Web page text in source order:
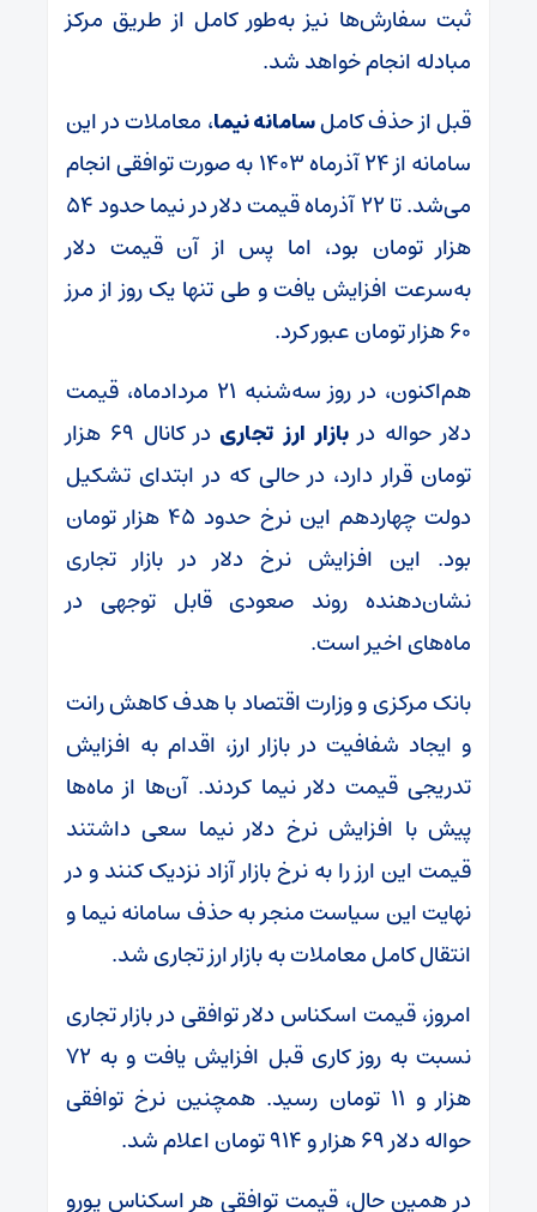
ثبت سفارش‌ها نیز به‌طور کامل از طریق مرکز
مبادله انجام خواهد شد.
قبل از حذف کاملسامانه نیما، معاملات در این
سامانه از ۲۴ آذرماه ۱۴۰۳ به صورت توافقی انجام
می‌شد. تا ۲۲ آذرماه قیمت دلار در نیما حدود ۵۴
هزار تومان بود، اما پس از آن قیمت دلار
به‌سرعت افزایش یافت و طی تنها یک روز از مرز
۶۰ هزار تومان عبور کرد.
هم‌اکنون، در روز سه‌شنبه ۲۱ مردادماه، قیمت
دلار حواله دربازار ارز تجاری
در کانال ۶۹ هزار
تومان قرار دارد، در حالی که در ابتدای تشکیل
دولت چهاردهم این نرخ حدود ۴۵ هزار تومان
بود. این افزایش نرخ دلار در بازار تجاری
نشان‌دهنده روند صعودی قابل توجهی در
ماه‌های اخیر است.
بانک مرکزی و وزارت اقتصاد با هدف کاهش رانت
و ایجاد شفافیت در بازار ارز، اقدام به افزایش
تدریجی قیمت دلار نیما کردند. آن‌ها از ماه‌ها
پیش با افزایش نرخ دلار نیما سعی داشتند
قیمت این ارز را به نرخ بازار آزاد نزدیک کنند و در
نهایت این سیاست منجر به حذف سامانه نیما و
انتقال کامل معاملات به بازار ارز تجاری شد.
امروز، قیمت اسکناس دلار توافقی در بازار تجاری
نسبت به روز کاری قبل افزایش یافت و به ۷۲
هزار و ۱۱ تومان رسید. همچنین نرخ توافقی
حواله دلار ۶۹ هزار و ۹۱۴ تومان اعلام شد.
در همین حال، قیمت توافقی هر اسکناس یورو